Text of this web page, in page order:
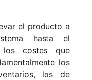
el producto a
hasta el
los costes que
los
los de